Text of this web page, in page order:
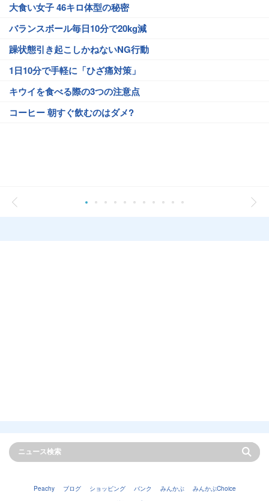
大食い女子 46キロ体型の秘密
バランスボール毎日10分で20kg減
躁状態引き起こしかねないNG行動
1日10分で手軽に「ひざ痛対策」
キウイを食べる際の3つの注意点
コーヒー 朝すぐ飲むのはダメ?
Peachy ブログ ショッピング バンク みんかぶ
みんかぶChoice